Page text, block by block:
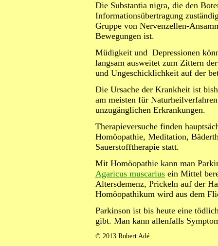
Die Substantia nigra, die den
Informationsübertragung
Gruppe von Nervenzellen-
Bewegungen ist.
Müdigkeit und Depressionen
langsam ausweitet zum Zittern
und Ungeschicklichkeit auf der
Die Ursache der Krankheit ist
am meisten für
unzugänglichen Erkrankungen.
Therapieversuche finden
Homöopathie, Meditation,
Sauerstofftherapie statt.
Mit Homöopathie kann man
Agaricus muscarius ein Mittel
Altersdemenz, Prickeln auf der
Homöopathikum wird aus dem
Parkinson ist bis heute eine
gibt. Man kann allenfalls
© 2013 Robert Adé